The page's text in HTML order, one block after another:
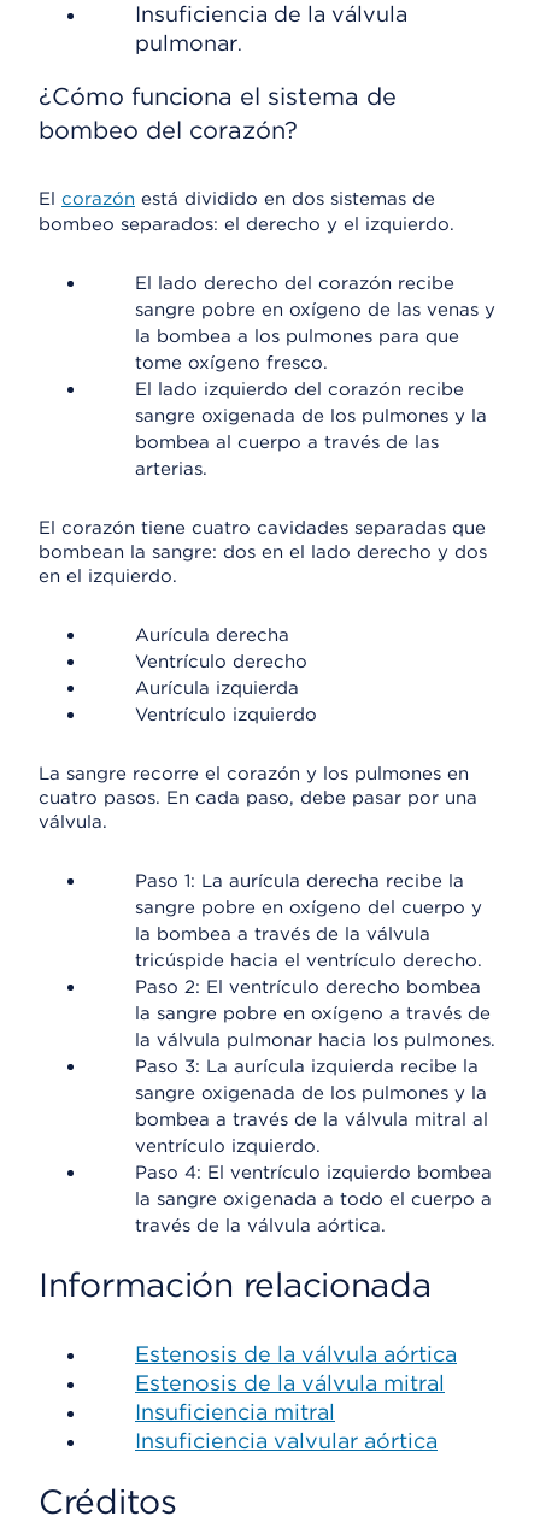
Insuficiencia de la válvula
pulmonar.
¿Cómo funciona el sistema de
bombeo del corazón?
El corazón está dividido en dos sistemas de
bombeo separados: el derecho y el izquierdo.
El lado derecho del corazón recibe
sangre pobre en oxígeno de las venas y
la bombea a los pulmones para que
tome oxígeno fresco.
El lado izquierdo del corazón recibe
sangre oxigenada de los pulmones y la
bombea al cuerpo a través de las
arterias.
El corazón tiene cuatro cavidades separadas que
bombean la sangre: dos en el lado derecho y dos
en el izquierdo.
Aurícula derecha
Ventrículo derecho
Aurícula izquierda
Ventrículo izquierdo
La sangre recorre el corazón y los pulmones en
cuatro pasos. En cada paso, debe pasar por una
válvula.
Paso 1: La aurícula derecha recibe la
sangre pobre en oxígeno del cuerpo y
la bombea a través de la válvula
tricúspide hacia el ventrículo derecho.
Paso 2: El ventrículo derecho bombea
la sangre pobre en oxígeno a través de
la válvula pulmonar hacia los pulmones.
Paso 3: La aurícula izquierda recibe la
sangre oxigenada de los pulmones y la
bombea a través de la válvula mitral al
ventrículo izquierdo.
Paso 4: El ventrículo izquierdo bombea
la sangre oxigenada a todo el cuerpo a
través de la válvula aórtica.
Información relacionada
Estenosis de la válvula aórtica
Estenosis de la válvula mitral
Insuficiencia mitral
Insuficiencia valvular aórtica
Créditos